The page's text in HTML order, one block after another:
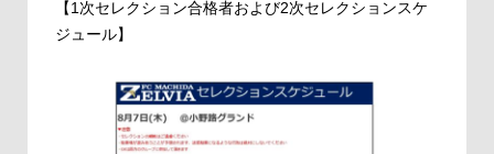
【1次セレクション合格者および2次セレクションスケ
ジュール】